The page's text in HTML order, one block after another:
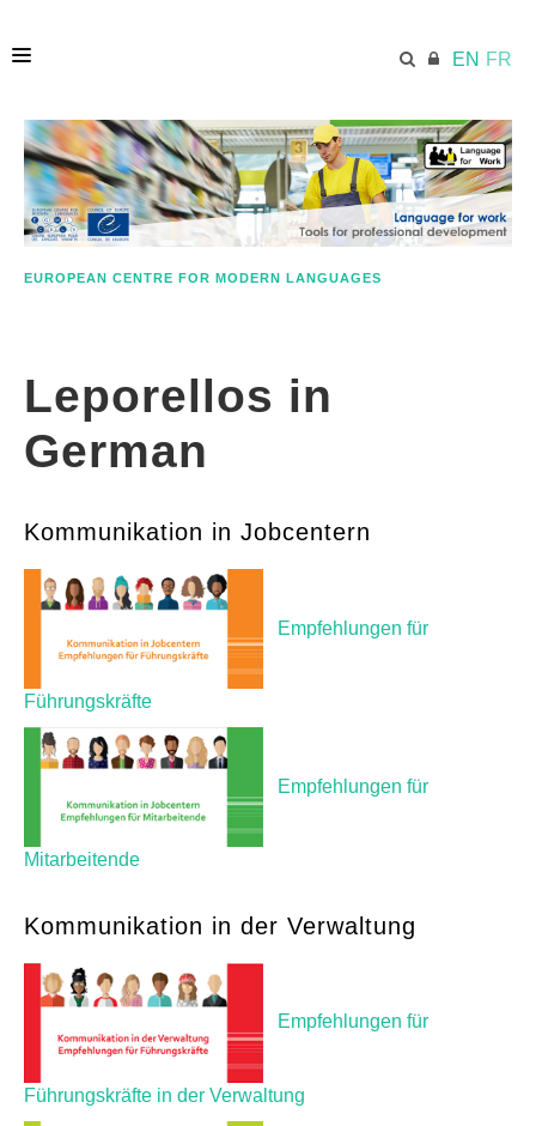
EN FR
HOME
ECML.AT
COMPETENCES
GUIDES
PRACTICES
NETWORK
GALLERY
EUROPEAN CENTRE FOR MODERN LANGUAGES
Leporellos in
German
Kommunikation in Jobcentern
Empfehlungen für
Führungskräfte
Empfehlungen für
Mitarbeitende
Kommunikation in der Verwaltung
Empfehlungen für
Führungskräfte in der Verwaltung